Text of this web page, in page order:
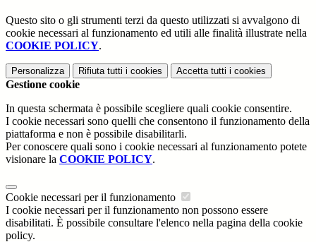
Questo sito o gli strumenti terzi da questo utilizzati si avvalgono di
cookie necessari al funzionamento ed utili alle finalità illustrate nella
COOKIE POLICY.
Personalizza Rifiuta tutti i cookies Accetta tutti i cookies
Gestione cookie
In questa schermata è possibile scegliere quali cookie consentire.
I cookie necessari sono quelli che consentono il funzionamento della
piattaforma e non è possibile disabilitarli.
Per conoscere quali sono i cookie necessari al funzionamento potete
visionare la COOKIE POLICY.
Cookie necessari per il funzionamento
I cookie necessari per il funzionamento non possono essere
disabilitati. È possibile consultare l'elenco nella pagina della cookie
policy.